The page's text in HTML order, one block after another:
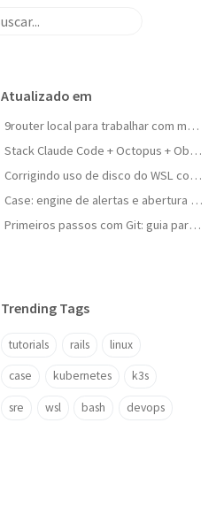
Atualizado em
9router local para trabalhar com multi-LLM sem interrupcao
Stack Claude Code + Octopus + Obsidian + Qdrant: o cerebro externo definitivo para dev
Corrigindo uso de disco do WSL compactando o VHD
Case: engine de alertas e abertura de chamados Jira em apps Rails
Primeiros passos com Git: guia para iniciantes
Trending Tags
tutorials rails linux
case kubernetes k3s
sre wsl bash devops